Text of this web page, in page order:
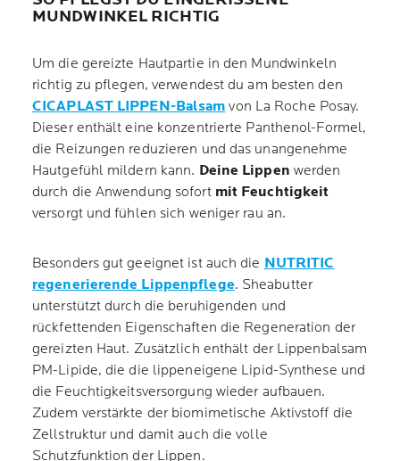
MUNDWINKEL RICHTIG
Um die gereizte Hautpartie in den Mundwinkeln
richtig zu pflegen, verwendest du am besten den
CICAPLAST LIPPEN-Balsam von La Roche Posay.
Dieser enthält eine konzentrierte Panthenol-Formel,
die Reizungen reduzieren und das unangenehme
Hautgefühl mildern kann. Deine Lippen werden
durch die Anwendung sofortmit Feuchtigkeit
versorgt und fühlen sich weniger rau an.
Besonders gut geeignet ist auch die NUTRITIC
regenerierende Lippenpflege. Sheabutter
unterstützt durch die beruhigenden und
rückfettenden Eigenschaften die Regeneration der
gereizten Haut. Zusätzlich enthält der Lippenbalsam
PM-Lipide, die die lippeneigene Lipid-Synthese und
die Feuchtigkeitsversorgung wieder aufbauen.
Zudem verstärkte der biomimetische Aktivstoff die
Zellstruktur und damit auch die volle
Schutzfunktion der Lippen.